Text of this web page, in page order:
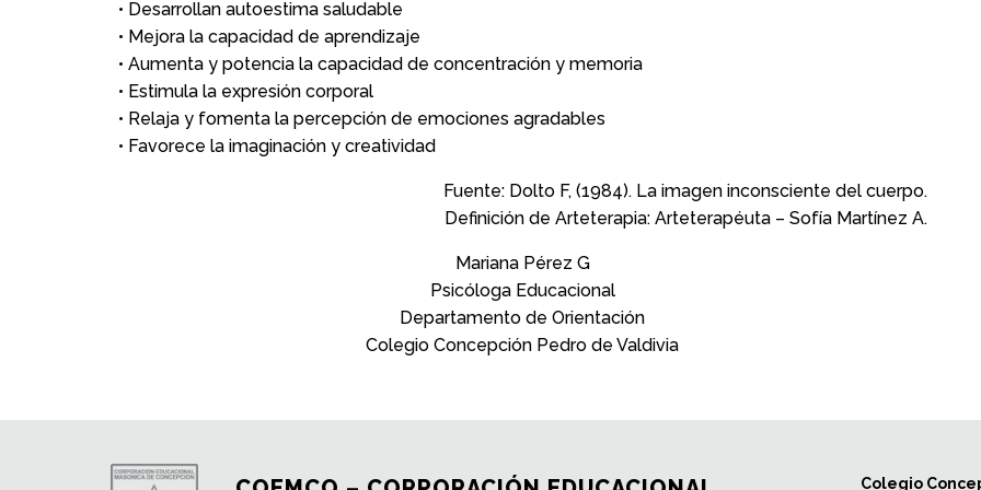
• Desarrollan autoestima saludable
• Mejora la capacidad de aprendizaje
• Aumenta y potencia la capacidad de concentración y memoria
• Estimula la expresión corporal
• Relaja y fomenta la percepción de emociones agradables
• Favorece la imaginación y creatividad
Fuente: Dolto F, (1984). La imagen inconsciente del cuerpo.
Definición de Arteterapia: Arteterapéuta – Sofía Martínez A.
Mariana Pérez G
Psicóloga Educacional
Departamento de Orientación
Colegio Concepción Pedro de Valdivia
Colegio